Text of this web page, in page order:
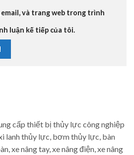
và trang web trong trình
luận kế tiếp của tôi.
cấp thiết bị thủy lực công nghiệp
lanh thủy lực, bơm thủy lực, bàn
xe nâng tay, xe nâng điện, xe nâng